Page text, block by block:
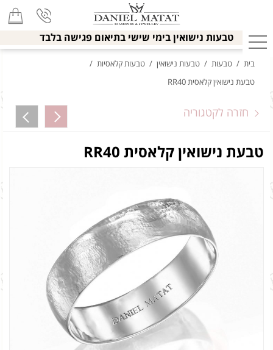
טבעות נישואין בימי שישי בתיאום פגישה בלבד
בית / טבעות / טבעות נישואין / טבעות קלאסיות /
טבעת נישואין קלאסית RR40
חזרה לקטגוריה
טבעת נישואין קלאסית RR40